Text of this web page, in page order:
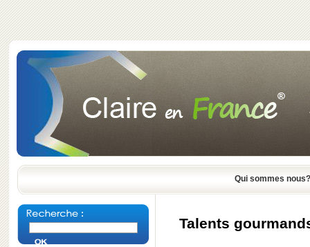
Qui sommes nous?
Talents